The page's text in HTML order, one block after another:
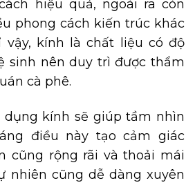
hiệu quả, ngoài ra còn
phong cách kiến trúc khác
vậy, kính là chất liệu có độ
sinh nên duy trì được thẩm
cà phê.
dụng kính sẽ giúp tầm nhìn
điều này tạo cảm giác
cũng rộng rãi và thoải mái
nhiên cũng dễ dàng xuyên